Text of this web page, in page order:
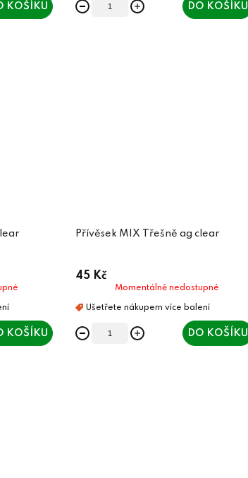
KOŠÍKU DO KOŠÍKU
KOŠÍKU
Přívěsek MIX Třešně ag clear
45 Kč
Momentálně nedostupné
DO KOŠÍKU